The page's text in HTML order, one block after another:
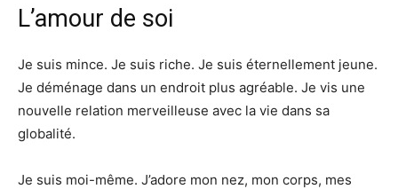
L’amour de soi
Je suis mince. Je suis riche. Je suis éternellement jeune.
Je déménage dans un endroit plus agréable. Je vis une
nouvelle relation merveilleuse avec la vie dans sa
globalité.
Je suis moi-même. J’adore mon nez, mon corps, mes